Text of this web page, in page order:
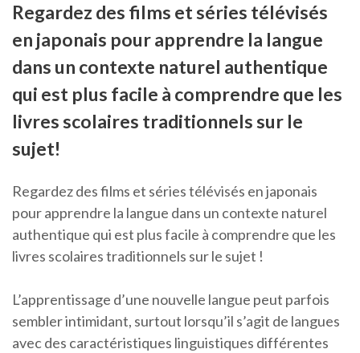
Regardez des films et séries télévisés
en japonais pour apprendre la langue
dans un contexte naturel authentique
qui est plus facile à comprendre que les
livres scolaires traditionnels sur le
sujet!
Regardez des films et séries télévisés en japonais
pour apprendre la langue dans un contexte naturel
authentique qui est plus facile à comprendre que les
livres scolaires traditionnels sur le sujet !
L’apprentissage d’une nouvelle langue peut parfois
sembler intimidant, surtout lorsqu’il s’agit de langues
avec des caractéristiques linguistiques différentes